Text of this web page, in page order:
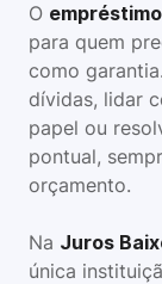
O
para quem
como
dívidas, lidar
papel ou
pontual,
orçamento.
Na Juros
única